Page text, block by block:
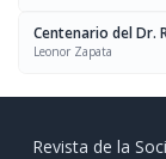
Centenario del Dr.
Leonor Zapata
Revista de la